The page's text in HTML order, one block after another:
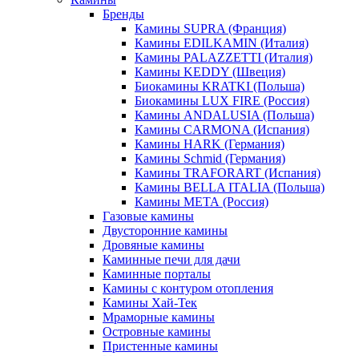
Бренды
Камины SUPRA (Франция)
Камины EDILKAMIN (Италия)
Камины PALAZZETTI (Италия)
Камины KEDDY (Швеция)
Биокамины KRATKI (Польша)
Биокамины LUX FIRE (Россия)
Камины ANDALUSIA (Польша)
Камины CARMONA (Испания)
Камины HARK (Германия)
Камины Schmid (Германия)
Камины TRAFORART (Испания)
Камины BELLA ITALIA (Польша)
Камины МЕТА (Россия)
Газовые камины
Двусторонние камины
Дровяные камины
Каминные печи для дачи
Каминные порталы
Камины с контуром отопления
Камины Хай-Тек
Мраморные камины
Островные камины
Пристенные камины